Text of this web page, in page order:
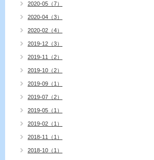
2020-05（7）
2020-04（3）
2020-02（4）
2019-12（3）
2019-11（2）
2019-10（2）
2019-09（1）
2019-07（2）
2019-05（1）
2019-02（1）
2018-11（1）
2018-10（1）